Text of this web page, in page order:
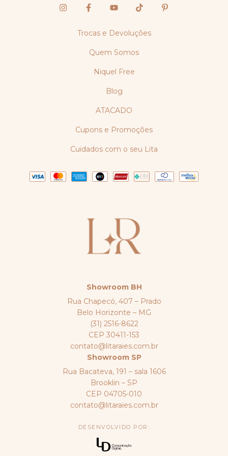
Trocas e Devoluções
Quem Somos
Niquel Free
Blog
ATACADO
Cupons e Promoções
Cuidados com o seu Lita
Showroom BH
Rua Chapecó, 407 – Prado
Belo Horizonte – MG
(31) 2516-8622
CEP 30411-153
contato@litaraies.com.br
Showroom SP
Rua Bacateva, 191 – sala 1606
Brooklin – SP
CEP 04705-010
contato@litaraies.com.br
DESENVOLVIDO POR: